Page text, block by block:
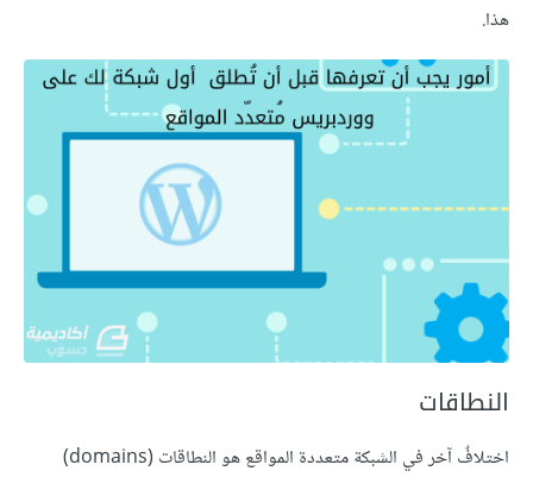
هذا.
النطاقات
اختلافٌ آخر في الشبكة متعددة المواقع هو النطاقات (domains)